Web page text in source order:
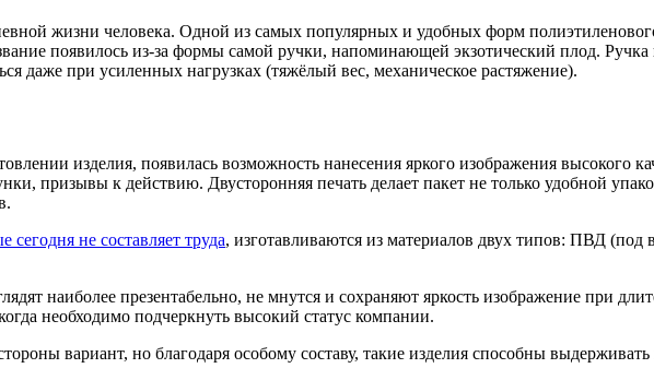
жизни человека. Одной из самых популярных и удобных форм
появилось из-за формы самой ручки, напоминающей экзотический плод.
даже при усиленных нагрузках (тяжёлый вес, механическое растяжение).
изделия, появилась возможность нанесения яркого изображения высокого
призывы к действию. Двусторонняя печать делает пакет не только удобной
сегодня не составляет труда, изготавливаются из материалов двух типов: ПВД
наиболее презентабельно, не мнутся и сохраняют яркость изображение при
необходимо подчеркнуть высокий статус компании.
вариант, но благодаря особому составу, такие изделия способны